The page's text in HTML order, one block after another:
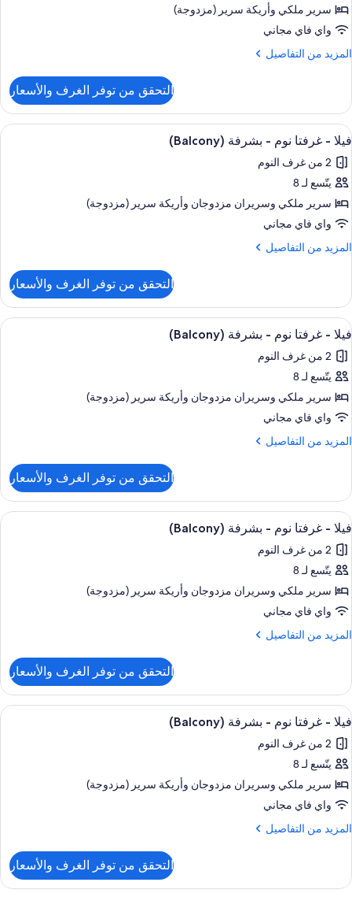
غرفة
نوم
واحدة
-
سرير ملكي‫‬ وأريكة سرير (مزدوجة)
واي فاي مجاني
المزيد من التفاصيل
المزيد
غرفة
غرفة
واحدة
التحقق من توفر الغرف والأسعار
استعراض
جميع
صور
فيلا
-
غرفتا
نوم
(Balcony)
3
فيلا - غرفتا نوم - بشرفة (Balcony)
2 من غرف النوم
يتّسع لـ 8
سرير ملكي‫‬ وسريران مزدوجان‫‬ وأريكة سرير (مزدوجة)
واي فاي مجاني
المزيد من التفاصيل
المزيد
فيلا
غرفتا
بشرفة
التحقق من توفر الغرف والأسعار
استعراض
جميع
صور
فيلا
-
غرفتا
نوم
(Balcony)
4
فيلا - غرفتا نوم - بشرفة (Balcony)
2 من غرف النوم
يتّسع لـ 8
سرير ملكي‫‬ وسريران مزدوجان‫‬ وأريكة سرير (مزدوجة)
واي فاي مجاني
المزيد من التفاصيل
المزيد
فيلا
غرفتا
بشرفة
التحقق من توفر الغرف والأسعار
استعراض
جميع
صور
فيلا
-
غرفتا
نوم
(Balcony)
4
فيلا - غرفتا نوم - بشرفة (Balcony)
2 من غرف النوم
يتّسع لـ 8
سرير ملكي‫‬ وسريران مزدوجان‫‬ وأريكة سرير (مزدوجة)
واي فاي مجاني
المزيد من التفاصيل
المزيد
فيلا
غرفتا
بشرفة
التحقق من توفر الغرف والأسعار
استعراض
جميع
صور
فيلا
-
غرفتا
نوم
(Balcony)
3
فيلا - غرفتا نوم - بشرفة (Balcony)
2 من غرف النوم
يتّسع لـ 8
سرير ملكي‫‬ وسريران مزدوجان‫‬ وأريكة سرير (مزدوجة)
واي فاي مجاني
المزيد من التفاصيل
المزيد
فيلا
التحقق من توفر الغرف والأسعار